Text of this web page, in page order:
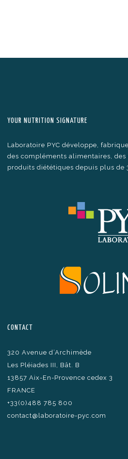
YOUR NUTRITION SIGNATURE
Laboratoire PYC développe,
des compléments alimentaires,
produits diététiques depuis plus de
CONTACT
320 Avenue d’Archimède
Les Pléiades III, Bât. B
13857 Aix-En-Provence cedex 3
FRANCE
+33(0)488 785 800
contact@laboratoire-pyc.com